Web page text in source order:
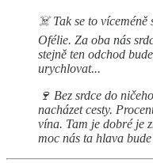
☠️ Tak se to víceméně
Ofélie. Za oba nás
stejně ten odchod
urychlovat...
🍷 Bez srdce do
nacházet cesty.
vína. Tam je dobré je
moc nás ta hlava